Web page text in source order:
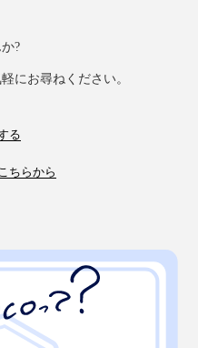
?
にお尋ねください。
る
ちらから